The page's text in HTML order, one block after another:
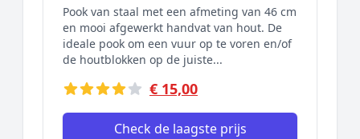
Pook van staal met een afmeting van 46 cm
en mooi afgewerkt handvat van hout. De
ideale pook om een vuur op te voren en/of
de houtblokken op de juiste...
€ 15,00
Check de laagste prijs